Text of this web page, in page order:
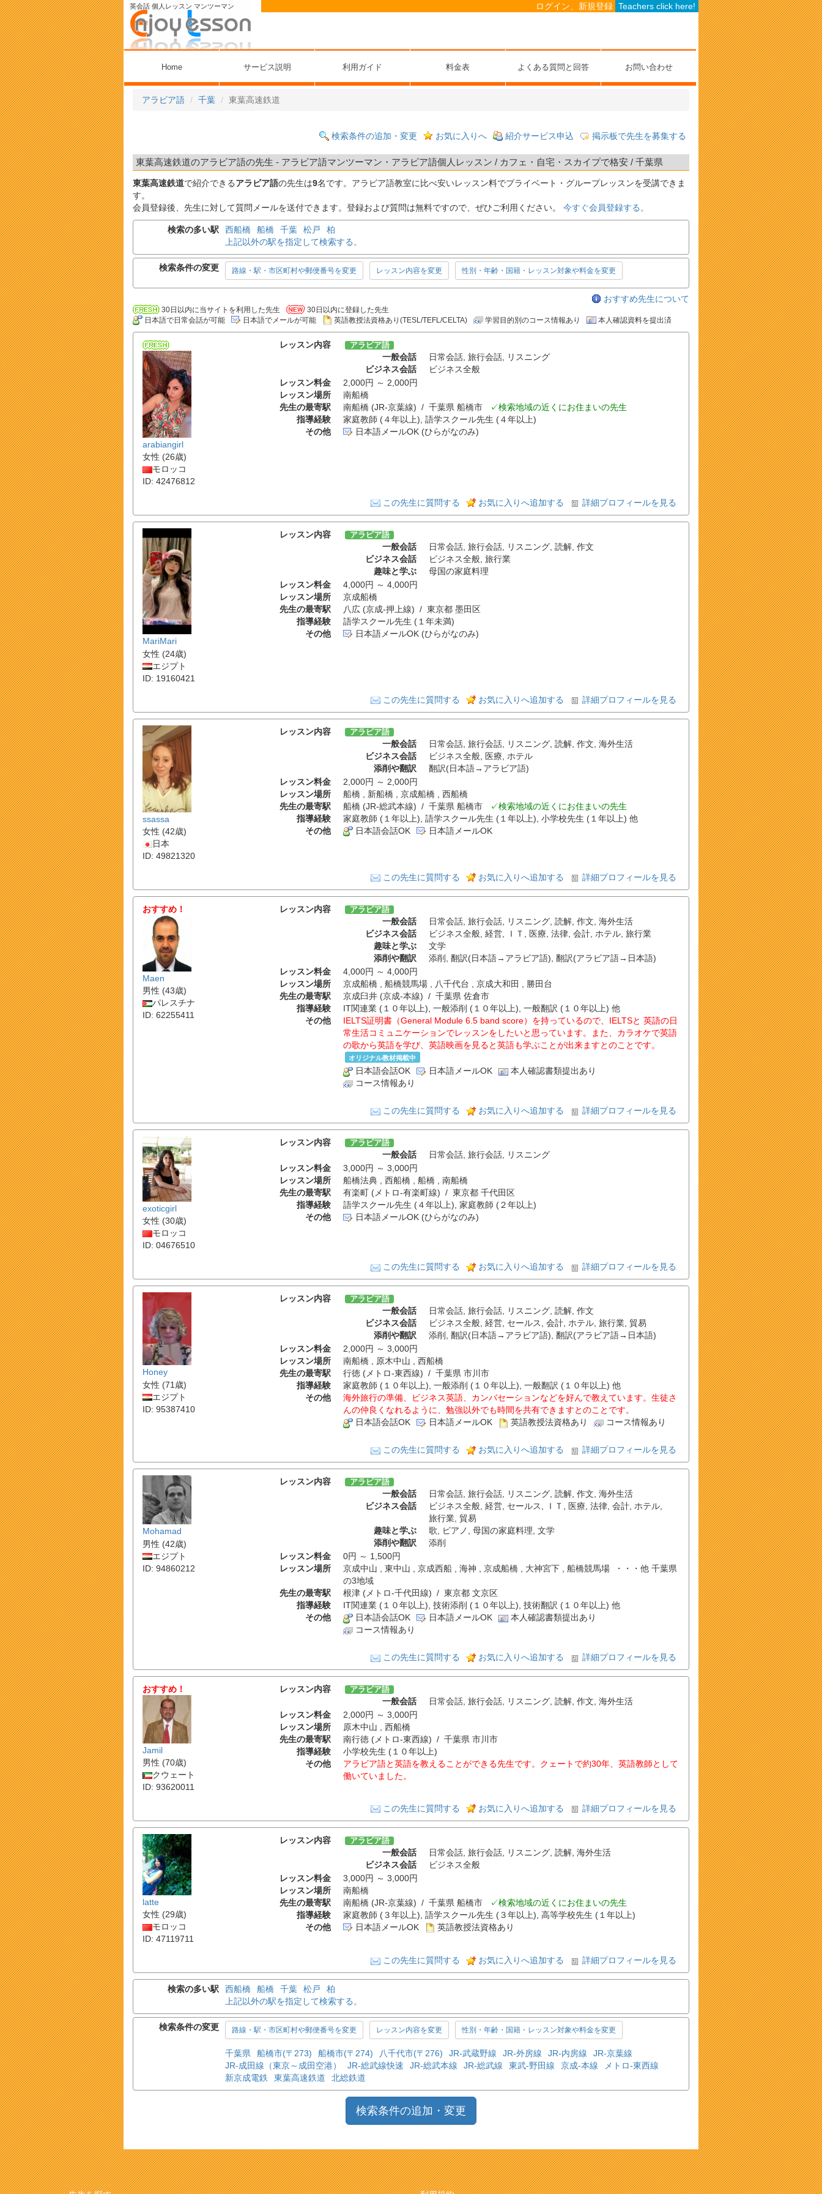
英会話 個人レッスン マンツーマン ログイン、新規登録 Teachers click here!
Home サービス説明 利用ガイド 料金表 よくある質問と回答 お問い合わせ
アラビア語 千葉 東葉高速鉄道
検索条件の追加・変更 お気に入りへ 紹介サービス申込 掲示板で先生を募集する
東葉高速鉄道のアラビア語の先生 - アラビア語マンツーマン・アラビア語個人レッスン / カフェ・自宅・スカイプで格安 / 千葉県
東葉高速鉄道で紹介できるアラビア語の先生は9名です。アラビア語教室に比べ安いレッスン料でプライベート・グループレッスンを受講できま
す。
会員登録後、先生に対して質問メールを送付できます。登録および質問は無料ですので、ぜひご利用ください。 今すぐ会員登録する。
検索の多い駅 西船橋 船橋 千葉 松戸
柏
上記以外の駅を指定して検索する。
検索条件の変更 路線・駅・市区町村や郵便番号を変更 レッスン内容を変更 性別・年齢・国籍・レッスン対象や料金を変更
おすすめ先生について
30日以内に当サイトを利用した先生
30日以内に登録した先生
日本語で日常会話が可能
日本語でメールが可能 英語教授法資格あり(TESL/TEFL/CELTA) 学習目的別のコース情報あり 本人確認資料を提出済
arabiangirl
女性 (26歳)
モロッコ
ID: 42476812
レッスン内容 アラビア語
一般会話 日常会話, 旅行会話,
リスニング
ビジネス会話
ビジネス全般
レッスン料金
2,000円 ～ 2,000円
レッスン場所
南船橋
先生の最寄駅
南船橋 (JR-京葉線) / 千葉県 船橋市
✓検索地域の近くにお住まいの先生
指導経験
家庭教師 (４年以上), 語学スクール先生 (４年以上)
その他
日本語メールOK (ひらがなのみ)
この先生に質問する お気に入りへ追加する 詳細プロフィールを見る
MariMari
女性 (24歳)
エジプト
ID: 19160421
レッスン内容 アラビア語
一般会話 日常会話, 旅行会話, リスニング, 読解, 作文
ビジネス会話
ビジネス全般, 旅行業
趣味と学ぶ
母国の家庭料理
レッスン料金
4,000円 ～ 4,000円
レッスン場所
京成船橋
先生の最寄駅
八広 (京成-押上線) / 東京都 墨田区
指導経験
語学スクール先生 (１年未満)
その他
日本語メールOK (ひらがなのみ)
この先生に質問する お気に入りへ追加する 詳細プロフィールを見る
ssassa
女性 (42歳)
日本
ID: 49821320
レッスン内容 アラビア語
一般会話 日常会話, 旅行会話, リスニング, 読解, 作文 海外生活
ビジネス会話
ビジネス全般, 医療
ホテル
添削や翻訳
翻訳(日本語→アラビア語)
レッスン料金
2,000円 ～ 2,000円
レッスン場所
船橋 , 新船橋 , 京成船橋 , 西船橋
先生の最寄駅
船橋 (JR-総武本線) / 千葉県 船橋市
✓検索地域の近くにお住まいの先生
指導経験
家庭教師 (１年以上), 語学スクール先生 (１年以上), 小学校先生 (１年以上) 他
その他
日本語会話OK 日本語メールOK
この先生に質問する お気に入りへ追加する 詳細プロフィールを見る
おすすめ！
Maen
男性 (43歳)
パレスチナ
ID: 62255411
レッスン内容 アラビア語
一般会話 日常会話, 旅行会話, リスニング, 読解, 作文 海外生活
ビジネス会話
ビジネス全般, 経営, ＩＴ 医療 法律, 会計, ホテル, 旅行業
趣味と学ぶ
文学
添削や翻訳
添削 翻訳(日本語→アラビア語) 翻訳(アラビア語→日本語)
レッスン料金
4,000円 ～ 4,000円
レッスン場所
京成船橋 , 船橋競馬場 , 八千代台 , 京成大和田 , 勝田台
先生の最寄駅
京成臼井 (京成-本線) / 千葉県 佐倉市
指導経験
IT関連業 (１０年以上), 一般添削 (１０年以上), 一般翻訳 (１０年以上) 他
その他
IELTS証明書（General Module 6.5 band score）を持っているので、IELTSと 英語の日
常生活コミュニケーションでレッスンをしたいと思っています。また、カラオケで英語
の歌から英語を学び、英語映画を見ると英語も学ぶことが出来ますとのことです。
オリジナル教材掲載中
日本語会話OK 日本語メールOK
本人確認書類提出あり
コース情報あり
この先生に質問する お気に入りへ追加する 詳細プロフィールを見る
exoticgirl
女性 (30歳)
モロッコ
ID: 04676510
レッスン内容 アラビア語
一般会話 日常会話, 旅行会話, リスニング
レッスン料金
3,000円 ～ 3,000円
レッスン場所
船橋法典 , 西船橋 , 船橋 , 南船橋
先生の最寄駅
有楽町 (メトロ-有楽町線) / 東京都 千代田区
指導経験
語学スクール先生 (４年以上), 家庭教師 (２年以上)
その他
日本語メールOK (ひらがなのみ)
この先生に質問する お気に入りへ追加する 詳細プロフィールを見る
Honey
女性 (71歳)
エジプト
ID: 95387410
レッスン内容 アラビア語
一般会話 日常会話, 旅行会話, リスニング, 読解, 作文
ビジネス会話
ビジネス全般, 経営, セールス, 会計, ホテル, 旅行業, 貿易
添削や翻訳
添削 , 翻訳(日本語→アラビア語), 翻訳(アラビア語→日本語)
レッスン料金
2,000円 ～ 3,000円
レッスン場所
南船橋 , 原木中山 , 西船橋
先生の最寄駅
行徳 (メトロ-東西線) / 千葉県 市川市
指導経験
家庭教師 (１０年以上), 一般添削 (１０年以上), 一般翻訳 (１０年以上) 他
その他
海外旅行の準備、ビジネス英語、カンバセーションなどを好んで教えています。生徒さ
んの仲良くなれるように、勉強以外でも時間を共有できますとのことです。
日本語会話OK
日本語メールOK 英語教授法資格あり コース情報あり
この先生に質問する お気に入りへ追加する 詳細プロフィールを見る
Mohamad
男性 (42歳)
エジプト
ID: 94860212
レッスン内容 アラビア語
一般会話 日常会話, 旅行会話, リスニング, 読解, 作文, 海外生活
ビジネス会話
ビジネス全般, 経営, セールス, ＩＴ , 医療, 法律, 会計, ホテル,
旅行業, 貿易
趣味と学ぶ
歌, ピアノ , 母国の家庭料理, 文学
添削や翻訳
添削
レッスン料金
0円 ～ 1,500円
レッスン場所
京成中山 , 東中山 , 京成西船 , 海神 , 京成船橋 , 大神宮下 , 船橋競馬場 ・・・他 千葉県
の3地域
先生の最寄駅
根津 (メトロ-千代田線) / 東京都 文京区
指導経験
IT関連業 (１０年以上), 技術添削 (１０年以上), 技術翻訳 (１０年以上) 他
その他
日本語会話OK 日本語メールOK
本人確認書類提出あり
コース情報あり
この先生に質問する お気に入りへ追加する 詳細プロフィールを見る
おすすめ！
Jamil
男性 (70歳)
クウェート
ID: 93620011
レッスン内容 アラビア語
一般会話 日常会話, 旅行会話, リスニング, 読解, 作文, 海外生活
レッスン料金
2,000円 ～ 3,000円
レッスン場所
原木中山 , 西船橋
先生の最寄駅
南行徳 (メトロ-東西線) / 千葉県 市川市
指導経験
小学校先生 (１０年以上)
その他
アラビア語と英語を教えることができる先生です。クェートで約30年、英語教師として
働いていました。
この先生に質問する お気に入りへ追加する 詳細プロフィールを見る
latte
女性 (29歳)
モロッコ
ID: 47119711
レッスン内容 アラビア語
一般会話 日常会話, 旅行会話, リスニング, 読解, 海外生活
ビジネス会話
ビジネス全般
レッスン料金
3,000円 ～ 3,000円
レッスン場所
南船橋
先生の最寄駅
南船橋 (JR-京葉線) / 千葉県 船橋市
✓検索地域の近くにお住まいの先生
指導経験
家庭教師 (３年以上), 語学スクール先生 (３年以上), 高等学校先生 (１年以上)
その他
日本語メールOK 英語教授法資格あり
この先生に質問する お気に入りへ追加する 詳細プロフィールを見る
検索の多い駅 西船橋 船橋 千葉 松戸
柏
上記以外の駅を指定して検索する。
検索条件の変更 路線・駅・市区町村や郵便番号を変更 レッスン内容を変更 性別・年齢・国籍・レッスン対象や料金を変更
千葉県 船橋市(〒273) 船橋市(〒274) 八千代市(〒276) JR-武蔵野線 JR-外房線 JR-内房線
JR-京葉線
JR-成田線（東京～成田空港）
JR-総武線快速 JR-総武本線 JR-総武線 東武-野田線 京成-本線
メトロ-東西線
新京成電鉄
東葉高速鉄道 北総鉄道
検索条件の追加・変更